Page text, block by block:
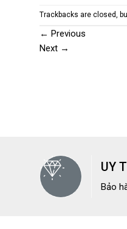
Trackbacks are closed,
← Previous
Next →
UY
Bảo